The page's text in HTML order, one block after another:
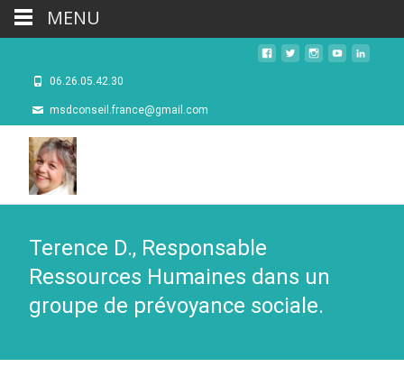
06.26.05.42.30
msdconseil.france@gmail.com
Terence D., Responsable
Ressources Humaines dans un
groupe de prévoyance sociale.
MENU